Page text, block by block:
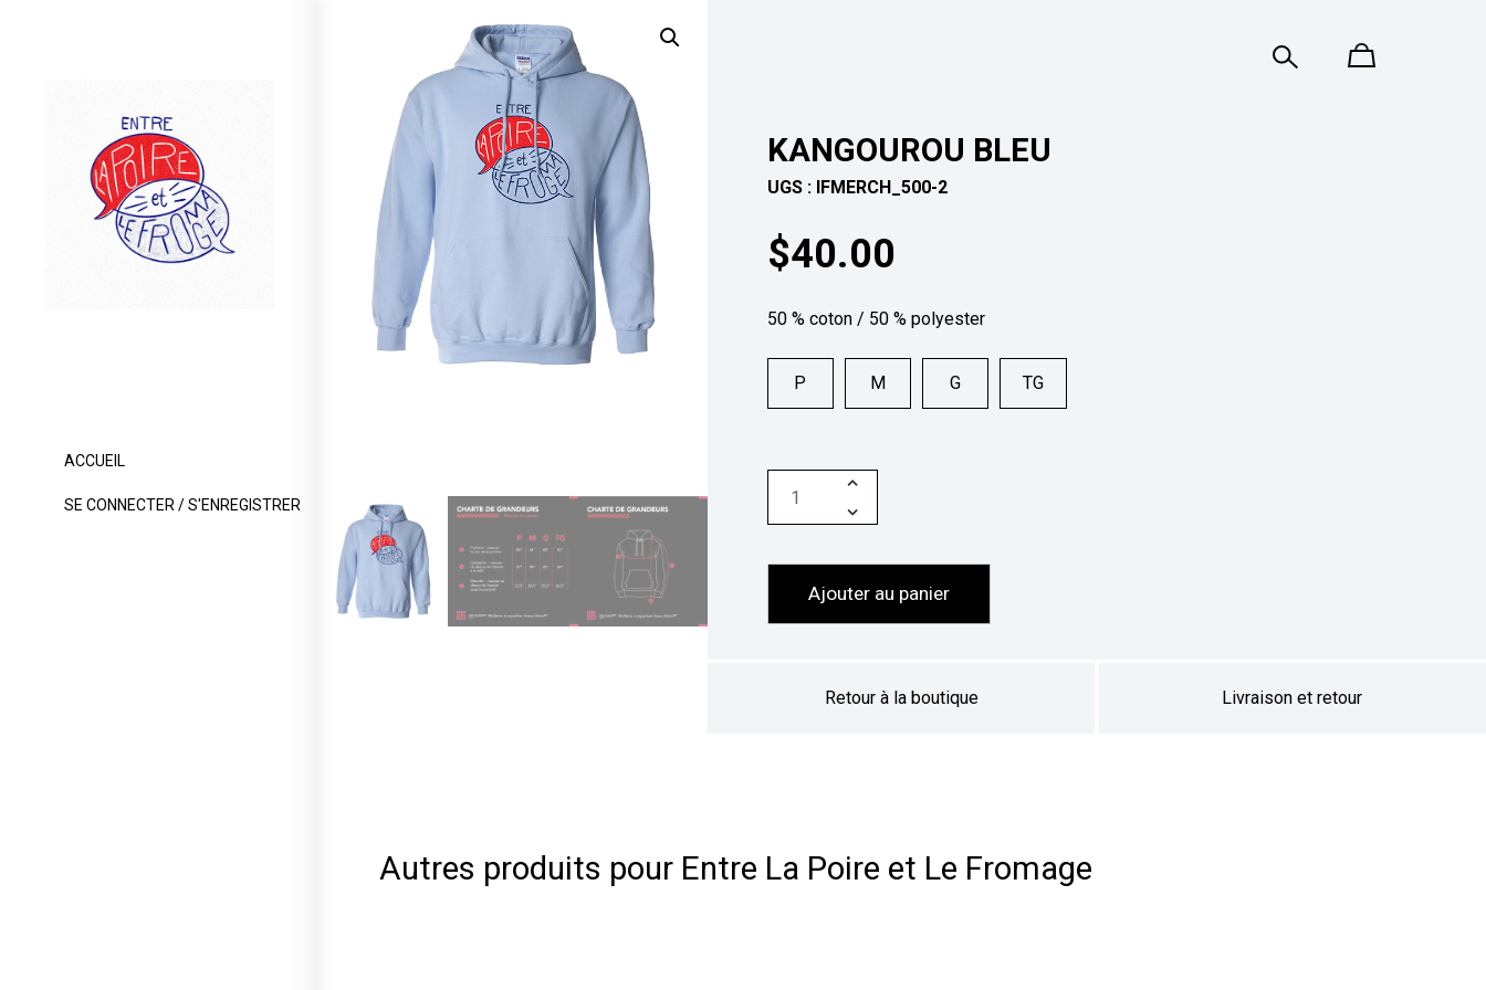
KANGOUROU BLEU
UGS : IFMERCH_500-2
$40.00
50 % coton / 50 % polyester
P M G TG
Ajouter au panier
Retour à la boutique Livraison et retour
Autres produits pour Entre La Poire et Le Fromage
ACCUEIL
SE CONNECTER / S'ENREGISTRER